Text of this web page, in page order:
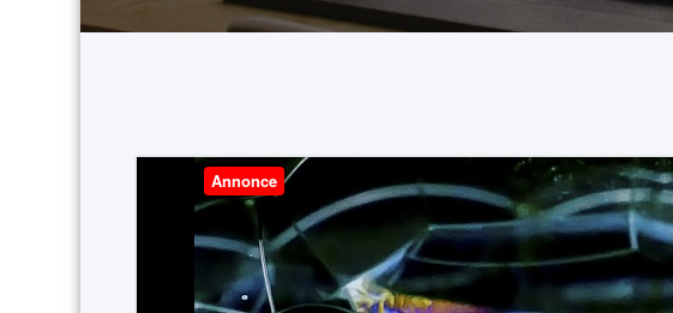
Annonce